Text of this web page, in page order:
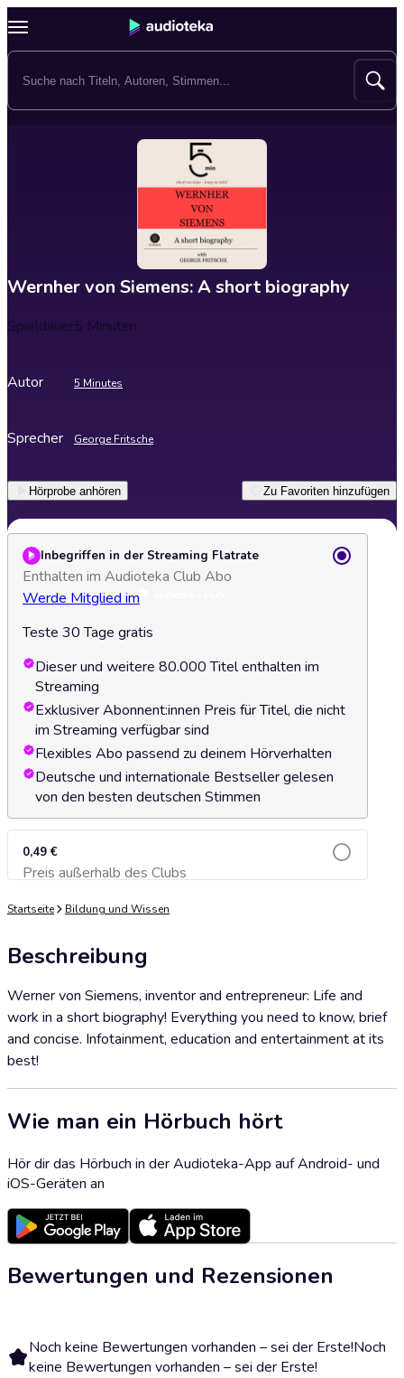
Wernher von Siemens: A short biography
Spieldauer5 Minuten
Autor 5 Minutes
Sprecher George Fritsche
Hörprobe anhören Zu Favoriten hinzufügen
Inbegriffen in der Streaming Flatrate
Enthalten im Audioteka Club Abo
Werde Mitglied im
Teste 30 Tage gratis
Dieser und weitere 80.000 Titel enthalten im
Streaming
Exklusiver Abonnent:innen Preis für Titel, die nicht
im Streaming verfügbar sind
Flexibles Abo passend zu deinem Hörverhalten
Deutsche und internationale Bestseller gelesen
von den besten deutschen Stimmen
0,49 €
Preis außerhalb des ClubsZum Warenkorb hinzufügen
Startseite Bildung und Wissen
Beschreibung
Werner von Siemens, inventor and entrepreneur: Life and
work in a short biography! Everything you need to know, brief
and concise. Infotainment, education and entertainment at its
best!
Wie man ein Hörbuch hört
Hör dir das Hörbuch in der Audioteka-App auf Android- und
iOS-Geräten an
Bewertungen und Rezensionen
Noch keine Bewertungen vorhanden – sei der Erste!Noch
keine Bewertungen vorhanden – sei der Erste!